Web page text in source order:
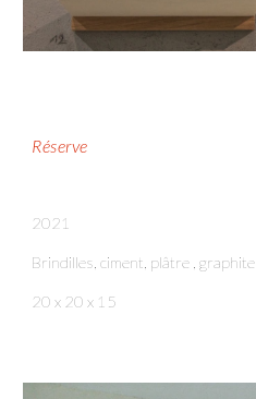
Réserve
2021
Brindilles,ciment , plâtre , graphite
20 x 20 x 15